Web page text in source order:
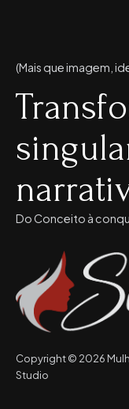
(Mais que imagem,
Do Conceito à
Copyright © 2026
Studio